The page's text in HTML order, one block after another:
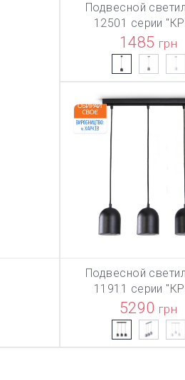
В
Подвесной
12501 серии
1485 грн
В
Подвесной
11911 серии
5290 грн